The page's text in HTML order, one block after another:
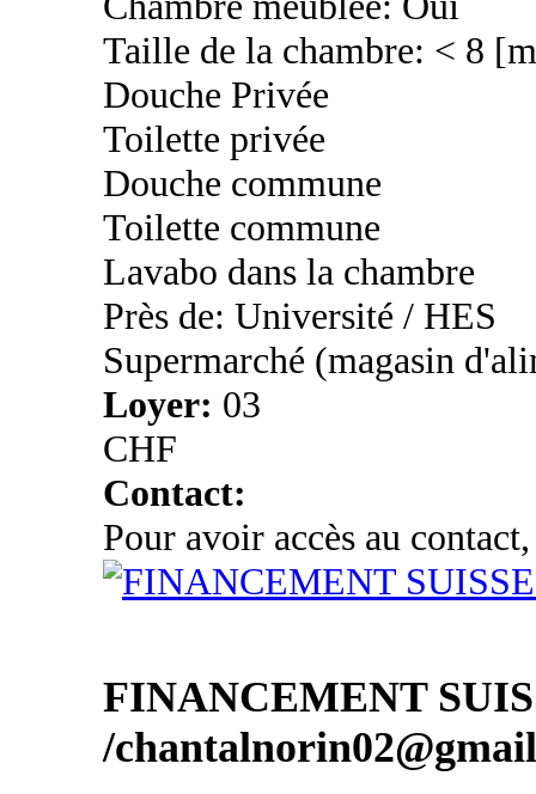
Taille de la chambre: < 8
Douche Privée
Toilette privée
Douche commune
Toilette commune
Lavabo dans la chambre
Près de: Université / HES
Supermarché (magasin
Loyer: 03
CHF
Contact:
Pour avoir accès au
FINANCEMENT
/